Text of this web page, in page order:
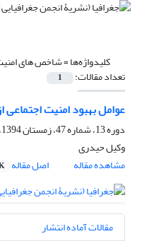
کلیدواژه‌ها =شاخص های
تعداد مقالات: 1
عوامل بهبود امنیت اجتماعی
دوره 13، شماره 47، زمستان 1394، صفحه
وکیل حیدری
مشاهده مقاله
اصل مقاله
مقالات آماده انتشار